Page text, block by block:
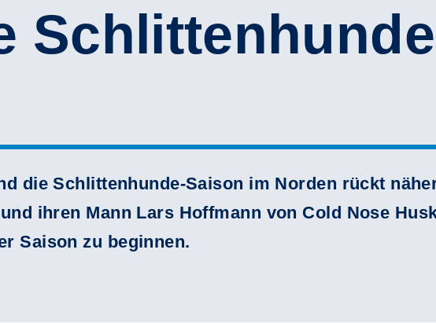
die Schlittenhunde-Saison im Norden rückt
ihren Mann Lars Hoffmann von Cold Nose
Saison zu beginnen.